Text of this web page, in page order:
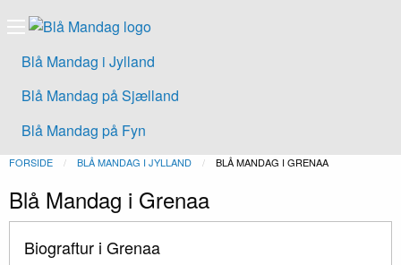
Blå Mandag i Jylland
Blå Mandag på Sjælland
Blå Mandag på Fyn
FORSIDE BLÅ MANDAG I JYLLAND NUVÆRENDE:
BLÅ MANDAG I GRENAA
Blå Mandag i Grenaa
Biograftur i Grenaa